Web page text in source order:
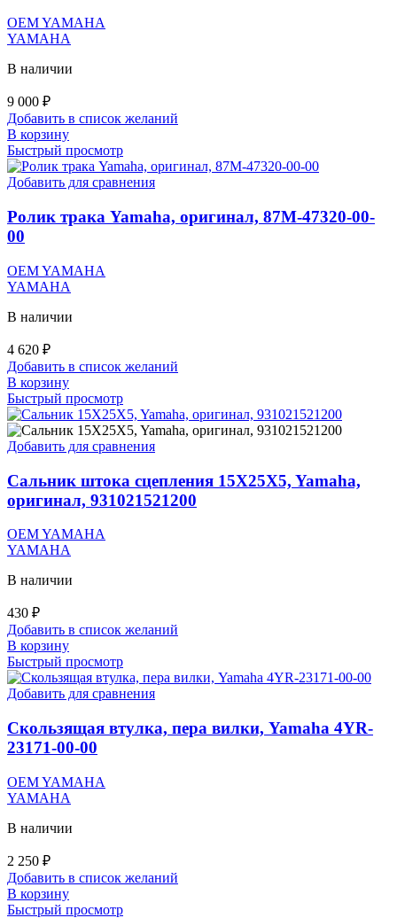
OEM YAMAHA
YAMAHA
В наличии
9 000 ₽
Добавить в список желаний
В корзину
Быстрый просмотр
Добавить для сравнения
Ролик трака Yamaha, оригинал, 87M-47320-00-
00
OEM YAMAHA
YAMAHA
В наличии
4 620 ₽
Добавить в список желаний
В корзину
Быстрый просмотр
Добавить для сравнения
Сальник штока сцепления 15X25X5, Yamaha,
оригинал, 931021521200
OEM YAMAHA
YAMAHA
В наличии
430 ₽
Добавить в список желаний
В корзину
Быстрый просмотр
Добавить для сравнения
Скользящая втулка, пера вилки, Yamaha 4YR-
23171-00-00
OEM YAMAHA
YAMAHA
В наличии
2 250 ₽
Добавить в список желаний
В корзину
Быстрый просмотр